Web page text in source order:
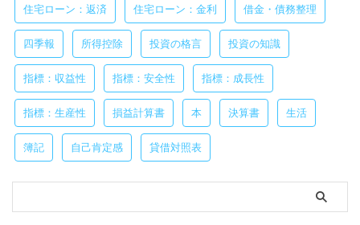
住宅ローン：返済 住宅ローン：金利 借金・債務整理
四季報 所得控除 投資の格言 投資の知識
指標：収益性 指標：安全性 指標：成長性
指標：生産性 損益計算書 本 決算書 生活
簿記 自己肯定感 貸借対照表